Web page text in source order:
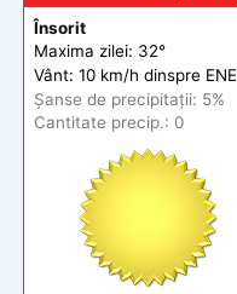
Însorit
Maxima zilei: 32°
Vânt: 10 km/h dinspre ENE
Șanse de precipitații: 5%
Cantitate precip.: 0